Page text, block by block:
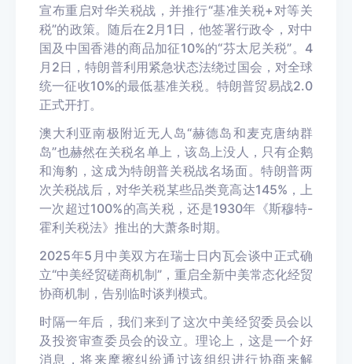
宣布重启对华关税战，并推行“基准关税+对等关
税”的政策。随后在2月1日，他签署行政令，对中
国及中国香港的商品加征10%的“芬太尼关税”。4
月2日，特朗普利用紧急状态法绕过国会，对全球
统一征收10%的最低基准关税。特朗普贸易战2.0
正式开打。
澳大利亚南极附近无人岛“赫德岛和麦克唐纳群
岛”也赫然在关税名单上，该岛上没人，只有企鹅
和海豹，这成为特朗普关税战名场面。特朗普两
次关税战后，对华关税某些品类竟高达145%，上
一次超过100%的高关税，还是1930年《斯穆特-
霍利关税法》推出的大萧条时期。
2025年5月中美双方在瑞士日内瓦会谈中正式确
立“中美经贸磋商机制”，重启全新中美常态化经贸
协商机制，告别临时谈判模式。
时隔一年后，我们来到了这次中美经贸委员会以
及投资审查委员会的设立。理论上，这是一个好
消息，将来摩擦纠纷通过该组织进行协商来解